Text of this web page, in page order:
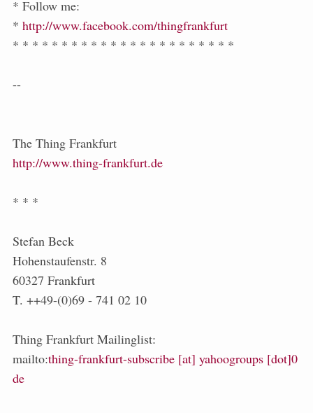
* Follow me:
* http://www.facebook.com/thingfrankfurt
* * * * * * * * * * * * * * * * * * * * * * *
--
The Thing Frankfurt
http://www.thing-frankfurt.de
* * *
Stefan Beck
Hohenstaufenstr. 8
60327 Frankfurt
T. ++49-(0)69 - 741 02 10
Thing Frankfurt Mailinglist:
mailto:thing-frankfurt-subscribe [at] yahoogroups [dot]0
de